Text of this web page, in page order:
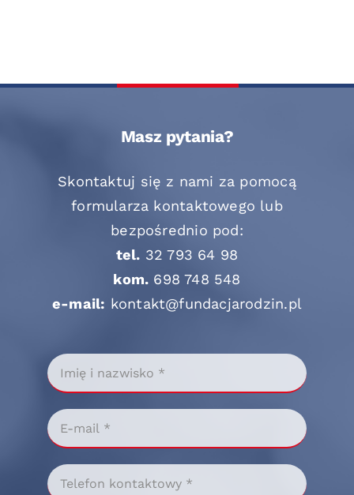
Masz pytania?
Skontaktuj się z nami za pomocą
formularza kontaktowego lub
bezpośrednio pod:
tel. 32 793 64 98
kom. 698 748 548
e-mail: kontakt@fundacjarodzin.pl